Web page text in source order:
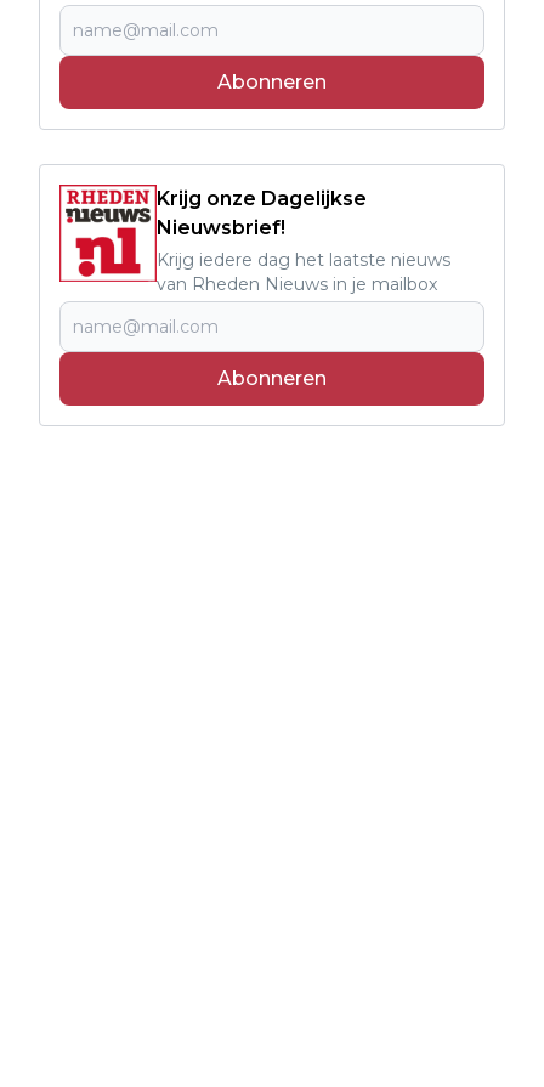
Abonneren
Krijg onze Dagelijkse
Nieuwsbrief!
Krijg iedere dag het laatste nieuws
van Rheden Nieuws in je mailbox
Abonneren